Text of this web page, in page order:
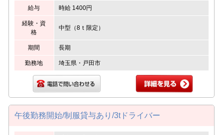
給与 時給 1400円
経験・資
格
中型（8ｔ限定）
期間 長期
勤務地 埼玉県・戸田市
午後勤務開始/制服貸与あり/3tドライバー